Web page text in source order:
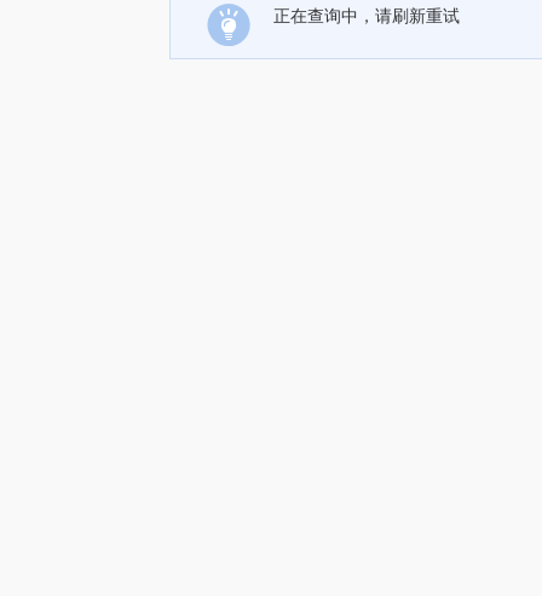
正在查询中，请刷新重试